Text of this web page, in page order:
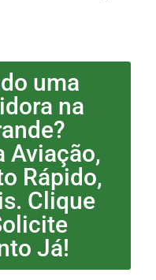
uma
na
Aviação,
Rápido,
Clique
Já!